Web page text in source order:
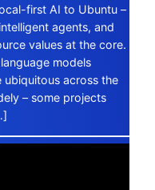
first AI to Ubuntu –
agents, and
values at the core.
models
ubiquitous across the
– some projects